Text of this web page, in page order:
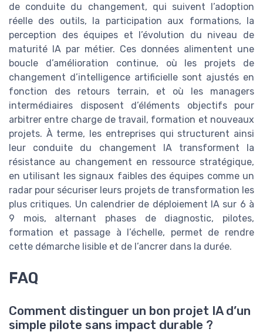
de conduite du changement, qui suivent l’adoption
réelle des outils, la participation aux formations, la
perception des équipes et l’évolution du niveau de
maturité IA par métier. Ces données alimentent une
boucle d’amélioration continue, où les projets de
changement d’intelligence artificielle sont ajustés en
fonction des retours terrain, et où les managers
intermédiaires disposent d’éléments objectifs pour
arbitrer entre charge de travail, formation et nouveaux
projets. À terme, les entreprises qui structurent ainsi
leur conduite du changement IA transforment la
résistance au changement en ressource stratégique,
en utilisant les signaux faibles des équipes comme un
radar pour sécuriser leurs projets de transformation les
plus critiques. Un calendrier de déploiement IA sur 6 à
9 mois, alternant phases de diagnostic, pilotes,
formation et passage à l’échelle, permet de rendre
cette démarche lisible et de l’ancrer dans la durée.
FAQ
Comment distinguer un bon projet IA d’un
simple pilote sans impact durable ?